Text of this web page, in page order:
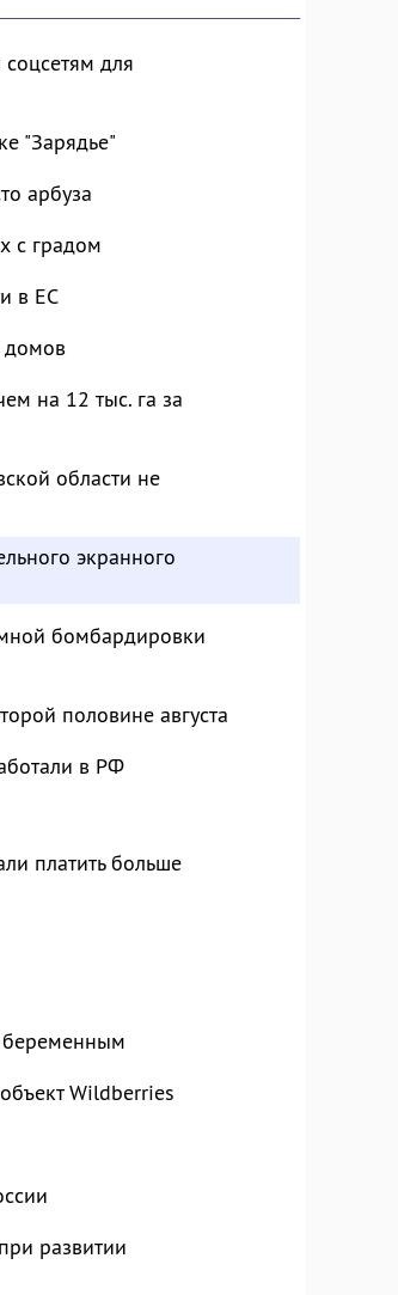
для
"Зарядье"
арбуза
с градом
в ЕС
домов
на 12 тыс. га за
области не
экранного
бомбардировки
половине августа
в РФ
платить больше
Wildberries
развитии